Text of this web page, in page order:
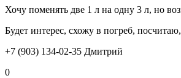
Хочу поменять две 1 л на одну 3 л, но
Будет интерес, схожу в погреб,
+7 (903) 134-02-35 Дмитрий
0